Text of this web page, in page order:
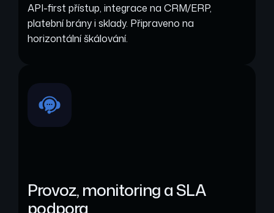
API-first přístup, integrace na CRM/ERP,
platební brány i sklady. Připraveno na
horizontální škálování.
Provoz, monitoring a SLA
podpora